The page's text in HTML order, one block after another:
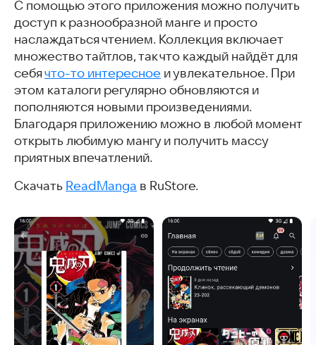
С помощью этого приложения можно получить
доступ к разнообразной манге и просто
наслаждаться чтением. Коллекция включает
множество тайтлов, так что каждый найдёт для
себячто-то интересное и увлекательное. При
этом каталоги регулярно обновляются и
пополняются новыми произведениями.
Благодаря приложению можно в любой момент
открыть любимую мангу и получить массу
приятных впечатлений.
Скачать ReadManga в RuStore.